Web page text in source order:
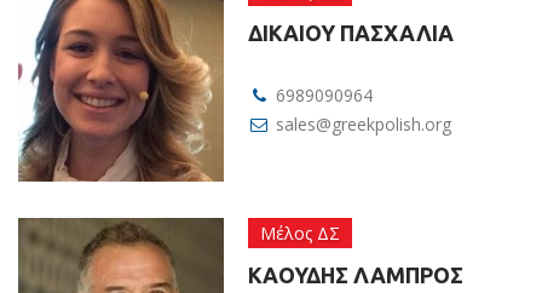
ΔΙΚΑΙΟΥ ΠΑΣΧΑΛΙΑ
6989090964
sales@greekpolish.org
Μέλος ΔΣ
ΚΑΟΥΔΗΣ ΛΑΜΠΡΟΣ